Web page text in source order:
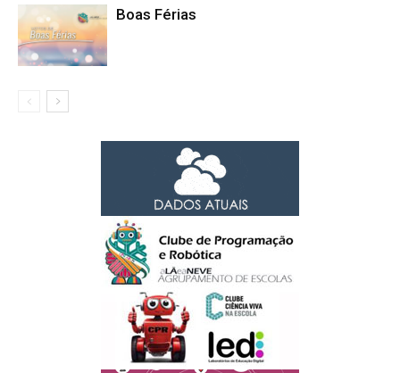
Boas Férias